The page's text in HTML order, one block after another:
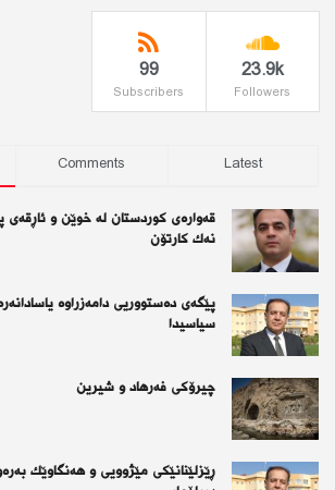
23.9k
Followers
99
Subscribers
Comments Latest
قەوارەی كوردستان لە خوێن و ئاڕقەی
نەك كارتۆن
پێگەی دەستووریی دامەزراوە
سیاسیدا
چیرۆكی فەرهاد و شیرین
ڕێزلێنانێكی مێژوویی و هەنگاوێك